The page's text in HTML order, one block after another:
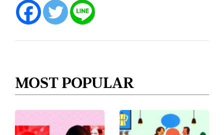
MOST POPULAR